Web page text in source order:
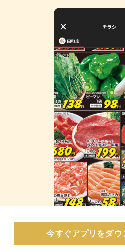
今すぐアプリをダウ